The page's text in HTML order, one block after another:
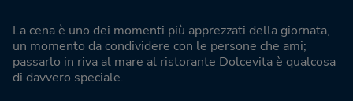
La cena è uno dei momenti più apprezzati della giornata,
un momento da condividere con le persone che ami;
passarlo in riva al mare al ristorante Dolcevita è qualcosa
di davvero speciale.